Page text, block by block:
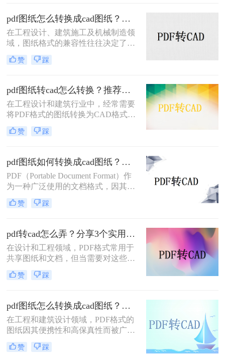
常会感到无从下手。那么，扫描的图
纸怎么转CAD才能既保证精度又提高
效率？这本质上是一个“逆向工程”的
过程，需要借助专业的工具与合理的
流程来实现。
pdf图纸怎么转换成cad图纸？这3种方法教会你！
在工程设计、建筑施工及机械制造领
域，图纸格式的兼容性往往决定了工
作的效率。很多时候，我们接收到的
设计文件是PDF格式，这种格式虽然
我们需要对图纸进行修改、测量或导
入到专业设备（如RTK）时，就必须
解决“pdf图纸怎么转换成cad图纸”这
一核心难题。
赞 踩
pdf图纸转cad怎么转换？推荐二个实用转换方法！
在工程设计和建筑行业中，经常需要
将PDF格式的图纸转换为CAD格式，
以便进行进一步的编辑和修改。那么
pdf图纸转cad怎么转换呢？本文将介
图纸的方法，帮助您根据不同的需求
选择最合适的方式
赞 踩
pdf图纸如何转换成cad图纸？试试这三种常用方法！
PDF（Portable Document Format）作
为一种广泛使用的文档格式，因其跨
平台、不易被修改的特性而备受青
睐。然而，在工程设计领域，
因其可编辑性和精确性成为行业标
准。因此，将PDF图纸转换成CAD图
纸成为许多设计师和工程师的常见需
求。那么pdf图纸如何转换成cad图纸
呢？本文将介绍三种将PDF图纸转换
成CAD图纸的方法。
赞 踩
pdf转cad怎么弄？分享3个实用可靠的方法！
在设计和工程领域，PDF格式常用于
共享图纸和文档，但当需要对这些文
件进行编辑或进一步处理时，转换为
CAD格式便成为了一项重要的任务。
三种将PDF转换为CAD的有效方法，
帮助您根据自己的需求选择最合适的
方式。
赞 踩
pdf图纸怎么转换成cad图纸？来看看这两种实用方法详解！
在工程和建筑设计领域，PDF格式的
图纸因其便携性和高保真性而被广泛
使用。然而，为了进行更深入的编辑
和修改，设计师们往往需要将PDF图
赞 踩